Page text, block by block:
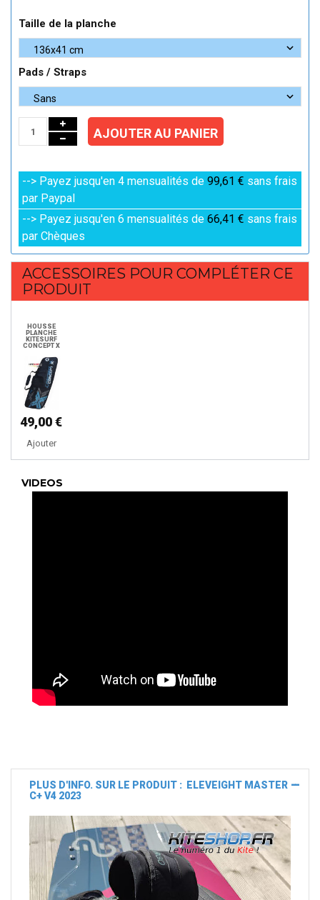
Taille de la planche
Pads / Straps
AJOUTER AU PANIER
--> Payez jusqu'en 4 mensualités de 99,61 € sans frais
par Paypal
--> Payez jusqu'en 6 mensualités de 66,41 € sans frais
par Chèques
ACCESSOIRES POUR COMPLÉTER CE
PRODUIT
HOUSSE
PLANCHE
KITESURF
CONCEPT X
49,00 €
Ajouter
VIDEOS
PLUS D'INFO. SUR LE PRODUIT : ELEVEIGHT MASTER
C+ V4 2023